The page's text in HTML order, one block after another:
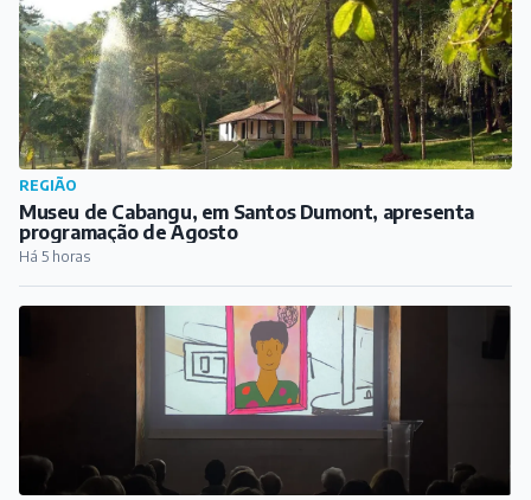
REGIÃO
Museu de Cabangu, em Santos Dumont, apresenta
programação de Agosto
Há 5 horas